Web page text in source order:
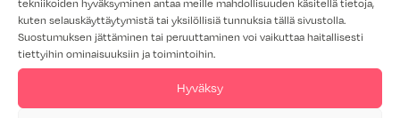
kuten selauskäyttäytymistä tai yksilöllisiä tunnuksia tällä sivustolla.
Suostumuksen jättäminen tai peruuttaminen voi vaikuttaa haitallisesti
tiettyihin ominaisuuksiin ja toimintoihin.
Hyväksy